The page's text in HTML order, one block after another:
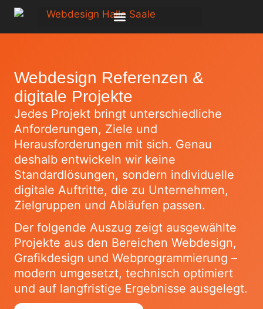
Webdesign Referenzen &
digitale Projekte
Jedes Projekt bringt unterschiedliche
Anforderungen, Ziele und
Herausforderungen mit sich. Genau
deshalb entwickeln wir keine
Standardlösungen, sondern individuelle
digitale Auftritte, die zu Unternehmen,
Zielgruppen und Abläufen passen.
Der folgende Auszug zeigt ausgewählte
Projekte aus den Bereichen Webdesign,
Grafikdesign und Webprogrammierung –
modern umgesetzt, technisch optimiert
und auf langfristige Ergebnisse ausgelegt.